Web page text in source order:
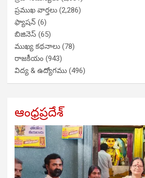
ప్రముఖ వార్తలు (2,286)
ఫ్యాషన్ (6)
బిజినెస్ (65)
ముఖ్య కథనాలు (78)
రాజకీయం (943)
విద్య & ఉద్యోగము (496)
ఆంధ్రప్రదేశ్